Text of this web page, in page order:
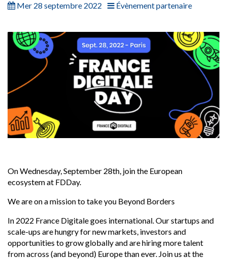
Mer 28 septembre 2022 Évènement partenaire
On Wednesday, September 28th, join the European
ecosystem at FDDay.
We are on a mission to take you Beyond Borders
In 2022 France Digitale goes international. Our startups and
scale-ups are hungry for new markets, investors and
opportunities to grow globally and are hiring more talent
from across (and beyond) Europe than ever. Join us at the